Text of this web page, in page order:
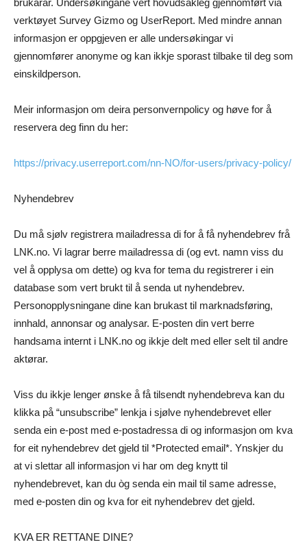
brukarar. Undersøkingane vert hovudsakleg gjennomført via
verktøyet Survey Gizmo og UserReport. Med mindre annan
informasjon er oppgjeven er alle undersøkingar vi
gjennomfører anonyme og kan ikkje sporast tilbake til deg som
einskildperson.
Meir informasjon om deira personvernpolicy og høve for å
reservera deg finn du her:
https://privacy.userreport.com/nn-NO/for-users/privacy-policy/
Nyhendebrev
Du må sjølv registrera mailadressa di for å få nyhendebrev frå
LNK.no. Vi lagrar berre mailadressa di (og evt. namn viss du
vel å opplysa om dette) og kva for tema du registrerer i ein
database som vert brukt til å senda ut nyhendebrev.
Personopplysningane dine kan brukast til marknadsføring,
innhald, annonsar og analysar. E-posten din vert berre
handsama internt i LNK.no og ikkje delt med eller selt til andre
aktørar.
Viss du ikkje lenger ønske å få tilsendt nyhendebreva kan du
klikka på “unsubscribe” lenkja i sjølve nyhendebrevet eller
senda ein e-post med e-postadressa di og informasjon om kva
for eit nyhendebrev det gjeld til *Protected email*. Ynskjer du
at vi slettar all informasjon vi har om deg knytt til
nyhendebrevet, kan du òg senda ein mail til same adresse,
med e-posten din og kva for eit nyhendebrev det gjeld.
KVA ER RETTANE DINE?